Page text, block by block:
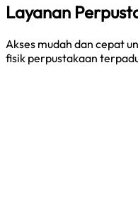
Layanan
Akses mudah dan cepat
fisik perpustakaan